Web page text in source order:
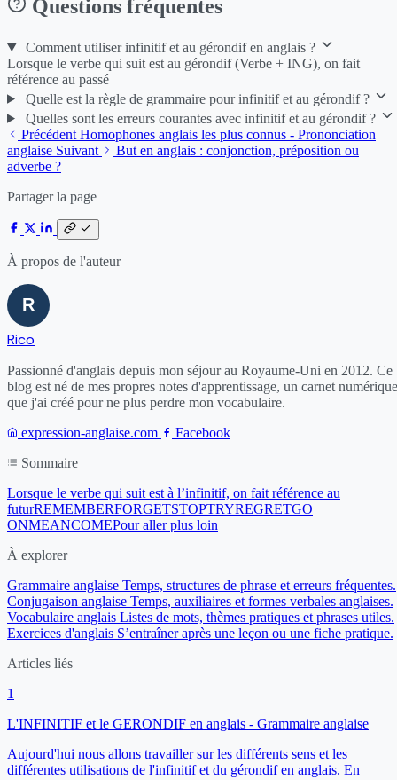
Questions fréquentes
Comment utiliser infinitif et au gérondif en anglais ?
Lorsque le verbe qui suit est au gérondif (Verbe + ING), on fait
référence au passé
Quelle est la règle de grammaire pour infinitif et au gérondif ?
Quelles sont les erreurs courantes avec infinitif et au gérondif ?
Précédent Homophones anglais les plus connus - Prononciation
anglaise Suivant
But en anglais : conjonction, préposition ou
adverbe ?
Partager la page
À propos de l'auteur
Rico
Passionné d'anglais depuis mon séjour au Royaume-Uni en 2012. Ce
blog est né de mes propres notes d'apprentissage, un carnet numérique
que j'ai créé pour ne plus perdre mon vocabulaire.
expression-anglaise.com
Facebook
Sommaire
Lorsque le verbe qui suit est à l’infinitif, on fait référence au
futurREMEMBERFORGETSTOPTRYREGRETGO
ONMEANCOMEPour aller plus loin
À explorer
Grammaire anglaise Temps, structures de phrase et erreurs fréquentes.
Conjugaison anglaise Temps, auxiliaires et formes verbales anglaises.
Vocabulaire anglais Listes de mots, thèmes pratiques et phrases utiles.
Exercices d'anglais S’entraîner après une leçon ou une fiche pratique.
Articles liés
1
L'INFINITIF et le GERONDIF en anglais - Grammaire anglaise
Aujourd'hui nous allons travailler sur les différents sens et les
différentes utilisations de l'infinitif et du gérondif en anglais. En